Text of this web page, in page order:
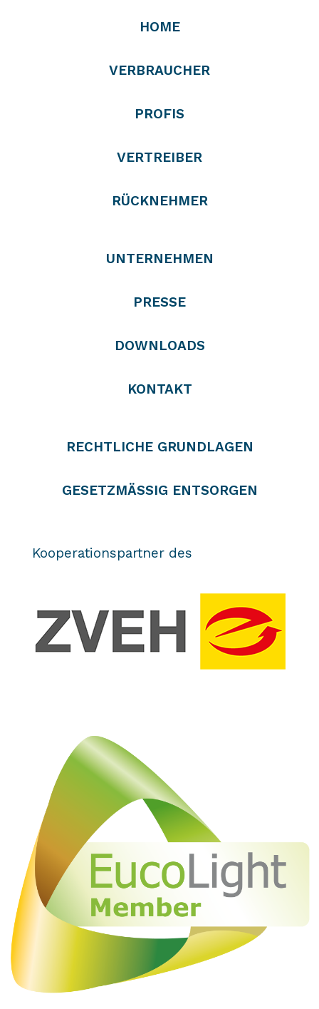
HOME
VERBRAUCHER
PROFIS
VERTREIBER
RÜCKNEHMER
UNTERNEHMEN
PRESSE
DOWNLOADS
KONTAKT
RECHTLICHE GRUNDLAGEN
GESETZMÄSSIG ENTSORGEN
Kooperationspartner des